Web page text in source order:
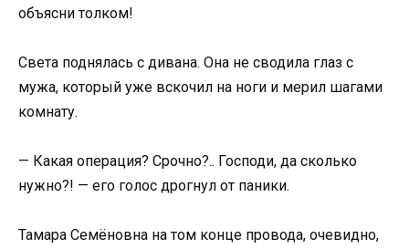
объясни толком!
Света поднялась с дивана. Она не сводила глаз с
мужа, который уже вскочил на ноги и мерил шагами
комнату.
— Какая операция? Срочно?.. Господи, да сколько
нужно?! — его голос дрогнул от паники.
Тамара Семёновна на том конце провода, очевидно,